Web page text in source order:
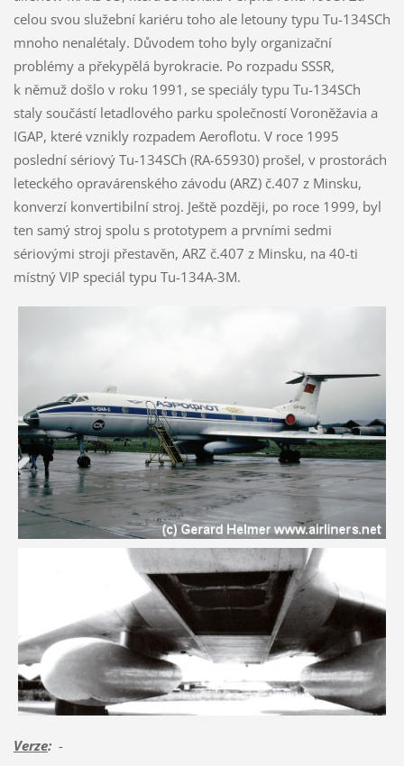
celou svou služební kariéru toho ale letouny typu Tu-134SCh
mnoho nenalétaly. Důvodem toho byly organizační
problémy a překypělá byrokracie. Po rozpadu SSSR,
k němuž došlo v roku 1991, se speciály typu Tu-134SCh
staly součástí letadlového parku společností Voroněžavia a
IGAP, které vznikly rozpadem Aeroflotu. V roce 1995
poslední sériový Tu-134SCh (RA-65930) prošel, v prostorách
leteckého opravárenského závodu (ARZ) č.407 z Minsku,
konverzí konvertibilní stroj. Ještě později, po roce 1999, byl
ten samý stroj spolu s prototypem a prvními sedmi
sériovými stroji přestavěn, ARZ č.407 z Minsku, na 40-ti
místný VIP speciál typu Tu-134A-3M.
Verze:-